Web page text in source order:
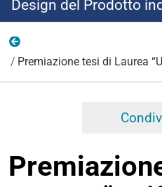
Design del Prodotto
Premiazione tesi di Laurea